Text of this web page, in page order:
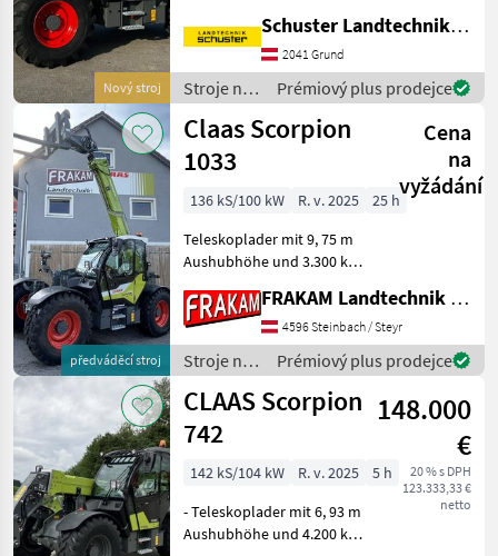
Nový stroj
Zweiteiliger, hydraulisch
ausfahrbarer Teleskoparm
Hub- und Teleskopzylinder
mit Endlage
Schuster Landtechnik Grund
2041 Grund
Stroje na
stavbu /
Claas
Prémiový plus prodejce
předváděcí stroj
Claas Scorpion
1033
Cena
na
vyžádání
136 kS/100 kW R. v. 2025
25 h
Teleskoplader mit 9, 75 m
Aushubhöhe und 3.300 kg
Zweiteiliger, hydraulisch
ausfahrbarer Teleskoparm
Hub- und Teleskopzylinder
mit Endlage
FRAKAM Landtechnik GmbH
4596 Steinbach / Steyr
Stroje na
stavbu /
Claas
Prémiový plus prodejce
CLAAS Scorpion
742
148.000
€
20 % s DPH
123.333,33 €
netto
142 kS/104 kW R. v. 2025
5 h
- Teleskoplader mit 6, 93 m
Aushubhöhe und 4.200 kg